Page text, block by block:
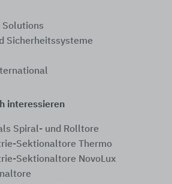
Solutions
Sicherheitssysteme
interessieren
Spiral- und Rolltore
Sektionaltore Thermo
Sektionaltore NovoLux